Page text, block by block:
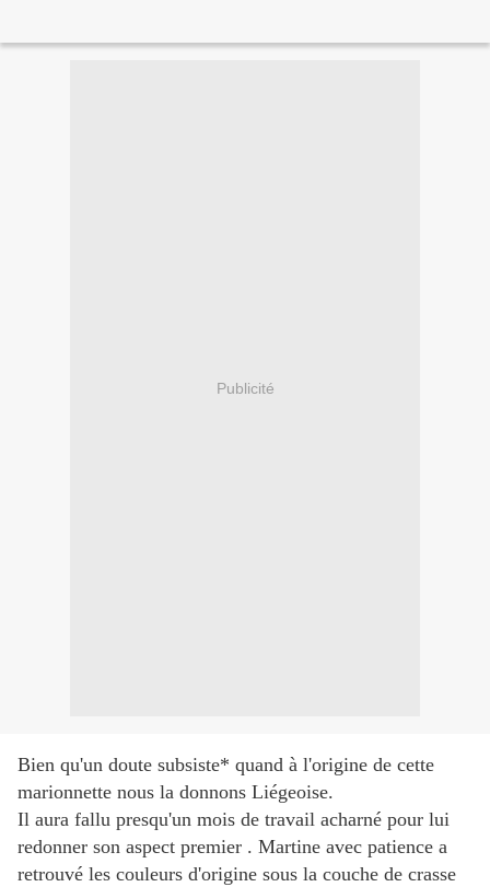
Publicité
Bien qu'un doute subsiste* quand à l'origine de cette
marionnette nous la donnons Liégeoise.
Il aura fallu presqu'un mois de travail acharné pour lui
redonner son aspect premier . Martine avec patience a
retrouvé les couleurs d'origine sous la couche de crasse